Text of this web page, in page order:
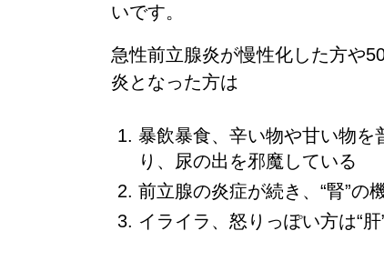
いです。
急性前立腺炎が慢性化した方や
炎となった方は
暴飲暴食、辛い物や甘い物を
り、尿の出を邪魔している
前立腺の炎症が続き、“腎”の
イライラ、怒りっぽい方は“